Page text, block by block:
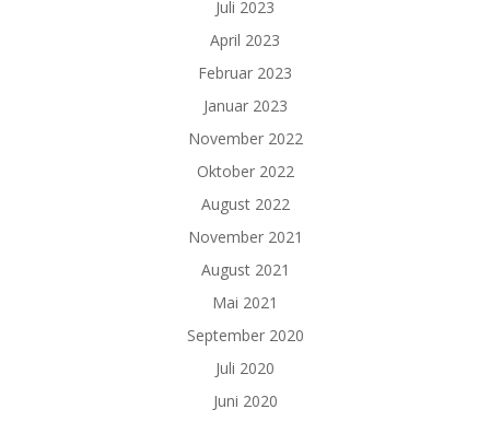
Juli 2023
April 2023
Februar 2023
Januar 2023
November 2022
Oktober 2022
August 2022
November 2021
August 2021
Mai 2021
September 2020
Juli 2020
Juni 2020